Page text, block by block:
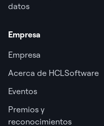
datos
Empresa
Empresa
Acerca de HCLSoftware
Eventos
Premios y
reconocimientos